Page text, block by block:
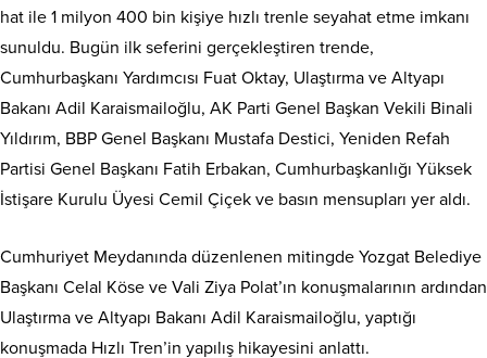
hat ile 1 milyon 400 bin kişiye hızlı trenle seyahat etme imkanı
sunuldu. Bugün ilk seferini gerçekleştiren trende,
Cumhurbaşkanı Yardımcısı Fuat Oktay, Ulaştırma ve Altyapı
Bakanı Adil Karaismailoğlu, AK Parti Genel Başkan Vekili Binali
Yıldırım, BBP Genel Başkanı Mustafa Destici, Yeniden Refah
Partisi Genel Başkanı Fatih Erbakan, Cumhurbaşkanlığı Yüksek
İstişare Kurulu Üyesi Cemil Çiçek ve basın mensupları yer aldı.
Cumhuriyet Meydanında düzenlenen mitingde Yozgat Belediye
Başkanı Celal Köse ve Vali Ziya Polat’ın konuşmalarının ardından
Ulaştırma ve Altyapı Bakanı Adil Karaismailoğlu, yaptığı
konuşmada Hızlı Tren’in yapılış hikayesini anlattı.